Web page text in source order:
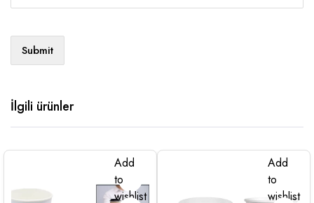
İlgili ürünler
Add
to
wishlist
Add
to
wishlist